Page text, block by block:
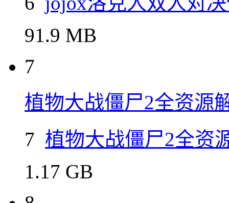
145.88 MB
6
jojox洛克人双人对决
6 jojox洛克人双人对
91.9 MB
7